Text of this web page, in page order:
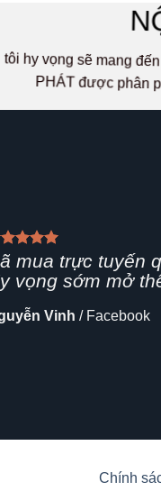
hy vọng sẽ mang
PHÁT được phân
hàng nhanh,
chuyên nghiệp,
nên cập nhật
Yến / Zalo
Chính